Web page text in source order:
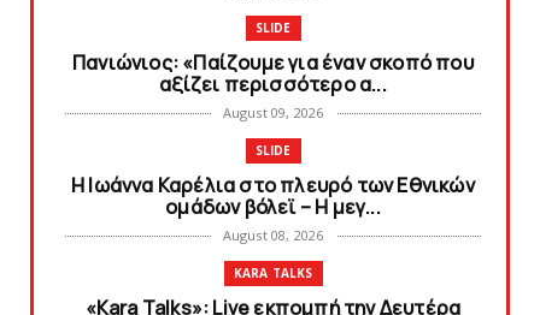
SLIDE
Πανιώνιoς: «Παίζουμε για έναν σκοπό που
αξίζει περισσότερο α...
August 09, 2026
SLIDE
Η Ιωάννα Καρέλια στο πλευρό των Εθνικών
ομάδων βόλεϊ – H μεγ...
August 08, 2026
KARA TALKS
«Kara Talks»: Live εκπομπή την Δευτέρα